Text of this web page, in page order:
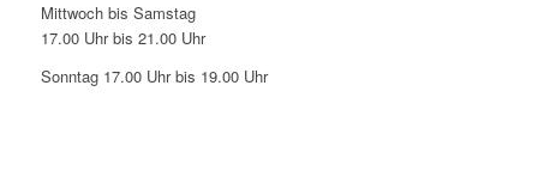
Mittwoch bis Samstag
17.00 Uhr bis 21.00 Uhr
Sonntag 17.00 Uhr bis 19.00 Uhr